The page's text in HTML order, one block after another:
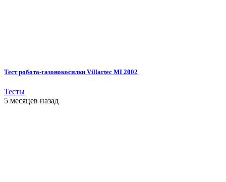
Тест робота-газонокосилки Villartec MI 2002
Тесты
5 месяцев назад